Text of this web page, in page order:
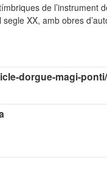
de l’instrument
XX, amb obres
dorgue-magi-ponti/